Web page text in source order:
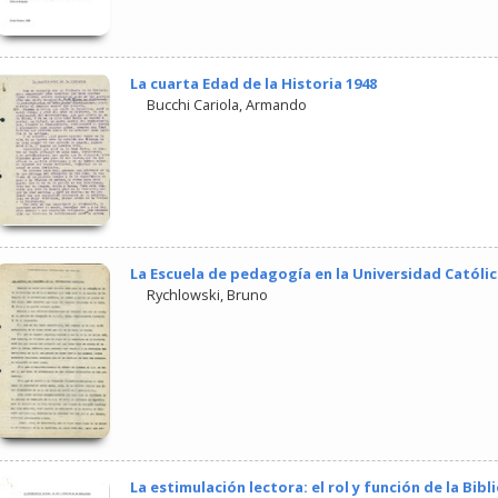
La cuarta Edad de la Historia 1948
Bucchi Cariola, Armando
La Escuela de pedagogía en la Universidad
Rychlowski, Bruno
La estimulación lectora: el rol y función de la